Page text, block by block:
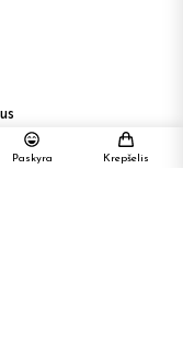
Paskyra Krepšelis